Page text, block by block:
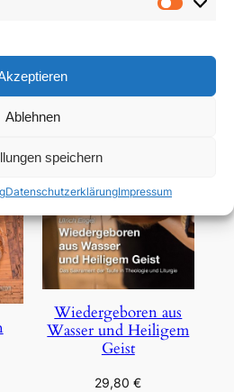
Ablehnen
speichern
DatenschutzerklärungImpressum
Wiedergeboren aus
Wasser und Heiligem
Geist
29,80€